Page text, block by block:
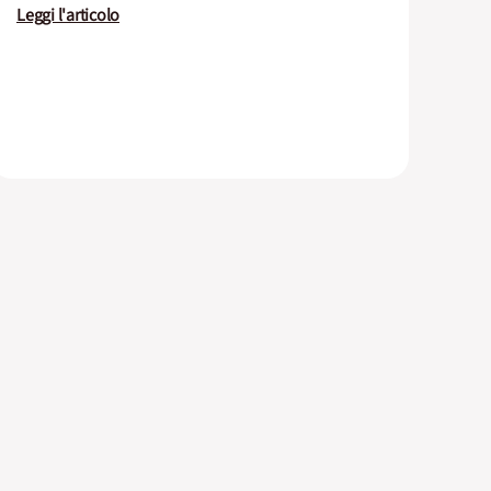
Leggi l'articolo